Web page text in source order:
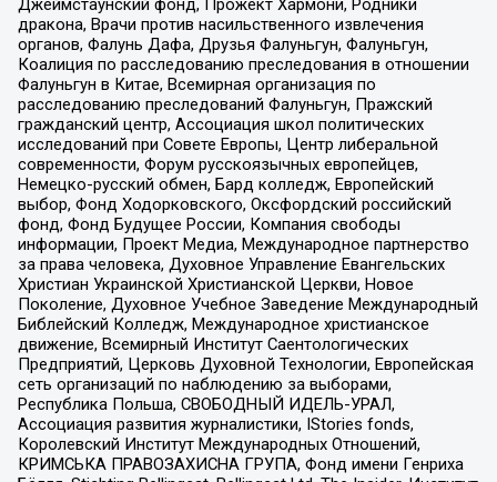
дракона, Врачи против насильственного извлечения
органов, Фалунь Дафа, Друзья Фалуньгун, Фалуньгун,
Коалиция по расследованию преследования в отношении
Фалуньгун в Китае, Всемирная организация по
расследованию преследований Фалуньгун, Пражский
гражданский центр, Ассоциация школ политических
исследований при Совете Европы, Центр либеральной
современности, Форум русскоязычных европейцев,
Немецко-русский обмен, Бард колледж, Европейский
выбор, Фонд Ходорковского, Оксфордский российский
фонд, Фонд Будущее России, Компания свободы
информации, Проект Медиа, Международное партнерство
за права человека, Духовное Управление Евангельских
Христиан Украинской Христианской Церкви, Новое
Поколение, Духовное Учебное Заведение Международный
Библейский Колледж, Международное христианское
движение, Всемирный Институт Саентологических
Предприятий, Церковь Духовной Технологии, Европейская
сеть организаций по наблюдению за выборами,
Республика Польша, СВОБОДНЫЙ ИДЕЛЬ-УРАЛ,
Ассоциация развития журналистики, IStories fonds,
Королевский Институт Международных Отношений,
КРИМСЬКА ПРАВОЗАХИСНА ГРУПА, Фонд имени Генриха